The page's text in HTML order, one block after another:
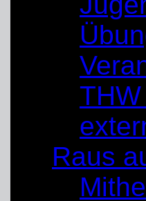
Raus